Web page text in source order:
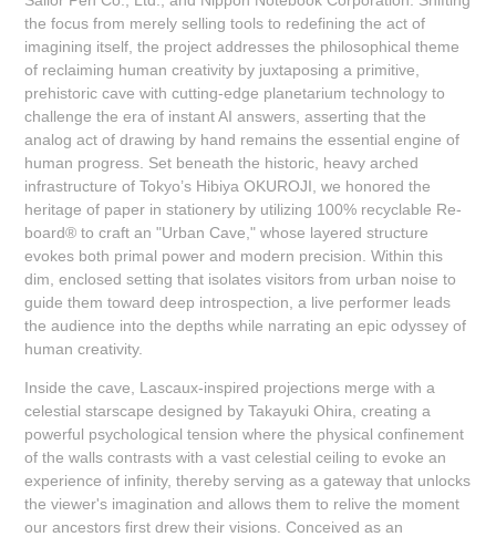
the focus from merely selling tools to redefining the act of
imagining itself, the project addresses the philosophical theme
of reclaiming human creativity by juxtaposing a primitive,
prehistoric cave with cutting-edge planetarium technology to
challenge the era of instant AI answers, asserting that the
analog act of drawing by hand remains the essential engine of
human progress. Set beneath the historic, heavy arched
infrastructure of Tokyo’s Hibiya OKUROJI, we honored the
heritage of paper in stationery by utilizing 100% recyclable Re-
board® to craft an "Urban Cave," whose layered structure
evokes both primal power and modern precision. Within this
dim, enclosed setting that isolates visitors from urban noise to
guide them toward deep introspection, a live performer leads
the audience into the depths while narrating an epic odyssey of
human creativity.
Inside the cave, Lascaux-inspired projections merge with a
celestial starscape designed by Takayuki Ohira, creating a
powerful psychological tension where the physical confinement
of the walls contrasts with a vast celestial ceiling to evoke an
experience of infinity, thereby serving as a gateway that unlocks
the viewer's imagination and allows them to relive the moment
our ancestors first drew their visions. Conceived as an